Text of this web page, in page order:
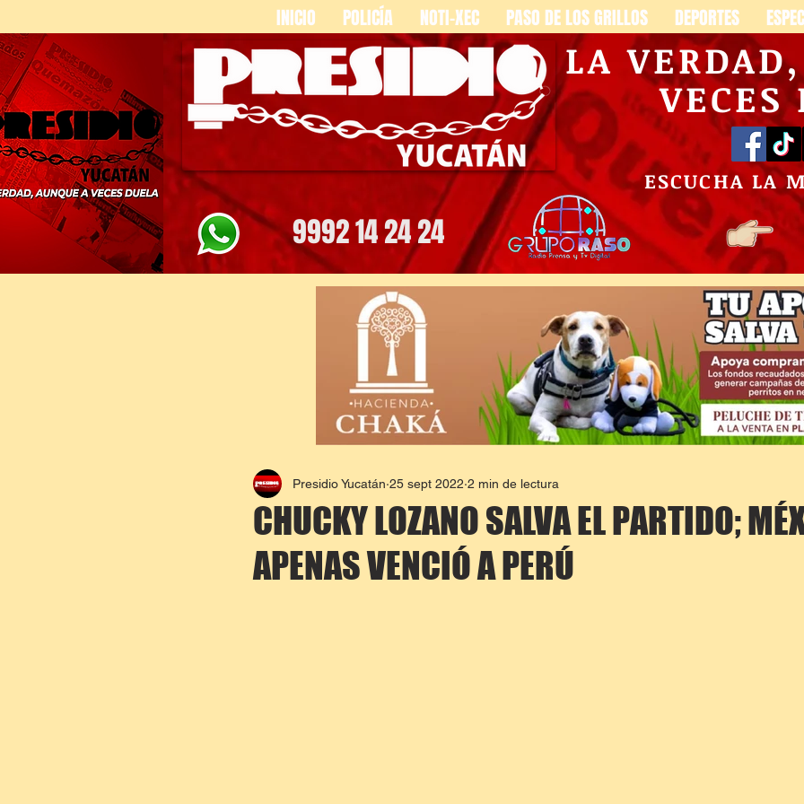
INICIO POLICÍA NOTI-XEC PASO DE LOS GRILLOS DEPORTES
LA
VECES
ESCUCHA LA
9992 14 24 24
CHUCKY LOZANO SALVA EL PARTIDO;
APENAS VENCIÓ A PERÚ
Presidio Yucatán 25 sept 2022 2 min de lectura